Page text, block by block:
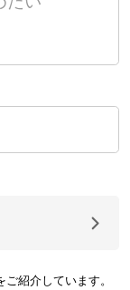
紹介しています。